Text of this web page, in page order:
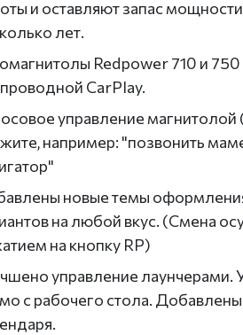
и оставляют запас
лет.
Redpower 710 и
CarPlay.
управление магнитолой
например: "позвонить
новые темы
на любой вкус. (Смена
на кнопку RP)
управление лаунчерами.
с рабочего стола.